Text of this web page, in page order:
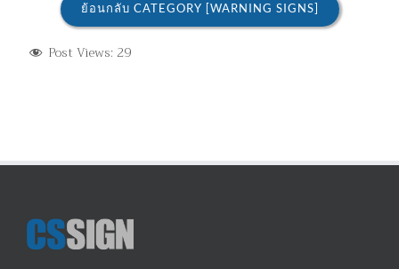
ย้อนกลับ CATEGORY [WARNING SIGNS]
Post Views: 29